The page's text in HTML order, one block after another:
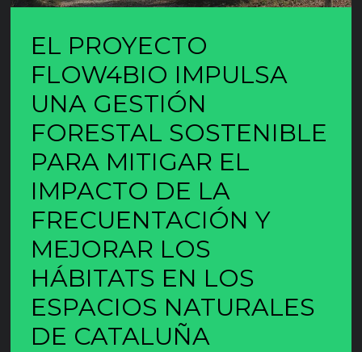
EL PROYECTO
FLOW4BIO IMPULSA
UNA GESTIÓN
FORESTAL SOSTENIBLE
PARA MITIGAR EL
IMPACTO DE LA
FRECUENTACIÓN Y
MEJORAR LOS
HÁBITATS EN LOS
ESPACIOS NATURALES
DE CATALUÑA